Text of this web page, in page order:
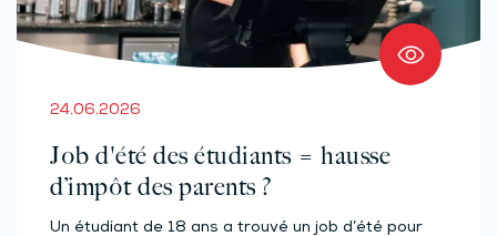
24.06.2026
Job d'été des étudiants = hausse
d’impôt des parents ?
Un étudiant de 18 ans a trouvé un job d’été pour